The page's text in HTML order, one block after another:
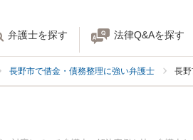
弁護士を探す 法律Q&Aを探す
長野市で借金・債務整理に強い弁護士 長